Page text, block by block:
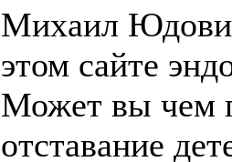
Михаил
этом сайте
Может вы чем
отставание